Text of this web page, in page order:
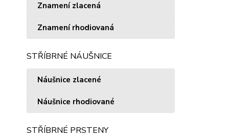
Znamení zlacená
Znamení rhodiovaná
STŘÍBRNÉ NÁUŠNICE
Náušnice zlacené
Náušnice rhodiované
STŘÍBRNÉ PRSTENY